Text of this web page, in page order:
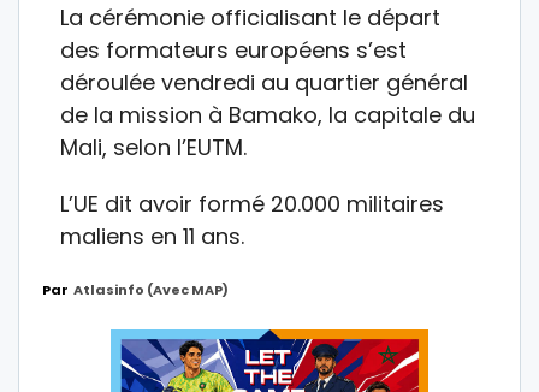
La cérémonie officialisant le départ
des formateurs européens s’est
déroulée vendredi au quartier général
de la mission à Bamako, la capitale du
Mali, selon l’EUTM.
L’UE dit avoir formé 20.000 militaires
maliens en 11 ans.
Par Atlasinfo (avec MAP)